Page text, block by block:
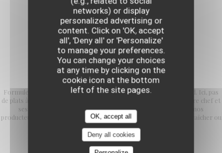
networks) or display
personalized advertising or
content. Click on 'OK, accept
all', 'Deny all' or 'Personalize'
to manage your preferences.
You can change your choices
at any time by clicking on the
cookie icon at the bottom
left of the site pages.
OK, accept all
Deny all cookies
FORMULE DECOUVERTE
Formule unique en 5, 6 ou 7 services, tous les soirs et les week-end. Ici, pas
de plats à la carte mais l'opportunité de découvrir la cuisine de notre chef et
ses équipes. Des produits de saison et en collaboration avec nos
producteurs préférés comme Alex Dequidt, Jean Michel notre maraîcher ou
encore la ferme d'Ennevelin.